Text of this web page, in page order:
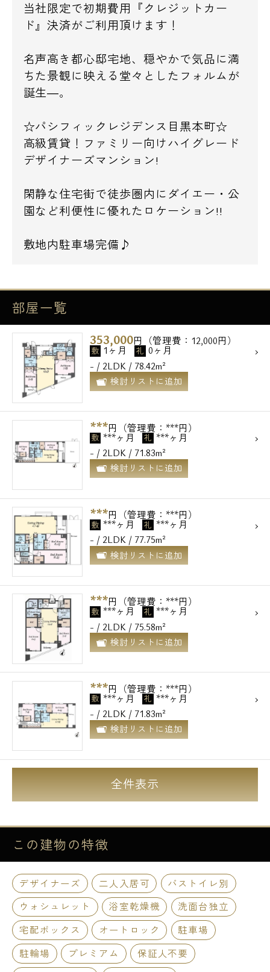
当社限定で初期費用『クレジットカー
ド』決済がご利用頂けます！
名声高き都心邸宅地、穏やかで気品に満
ちた景観に映える堂々としたフォルムが
誕生―。
☆パシフィックレジデンス目黒本町☆
高級賃貸！ファミリー向けハイグレード
デザイナーズマンション!
閑静な住宅街で徒歩圏内にダイエー・公
園など利便性に優れたロケーション!!
敷地内駐車場完備♪
部屋一覧
353,000円（管理費：12,000円）
敷 1ヶ月 礼 0ヶ月
- / 2LDK / 78.42m²
検討リストに追加
***円（管理費：***円）
敷 ***ヶ月 礼 ***ヶ月
- / 2LDK / 71.83m²
検討リストに追加
***円（管理費：***円）
敷 ***ヶ月 礼 ***ヶ月
- / 2LDK / 77.75m²
検討リストに追加
***円（管理費：***円）
敷 ***ヶ月 礼 ***ヶ月
- / 2LDK / 75.58m²
検討リストに追加
***円（管理費：***円）
敷 ***ヶ月 礼 ***ヶ月
- / 2LDK / 71.83m²
検討リストに追加
全件表示
この建物の特徴
デザイナーズ 二人入居可
バストイレ別
ウォシュレット
浴室乾燥機
洗面台独立
宅配ボックス
オートロック
駐車場
駐輪場
プレミアム
保証人不要